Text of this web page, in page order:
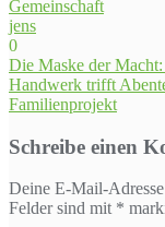
Gemeinschaft
jens
0
Die Maske der
Handwerk trifft
Familienprojekt
Schreibe einen
Deine E-Mail-
Felder sind mit *